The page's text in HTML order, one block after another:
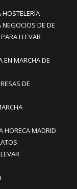
DE DE
LLEVAR
EN MARCHA DE
DE
HORECA MADRID